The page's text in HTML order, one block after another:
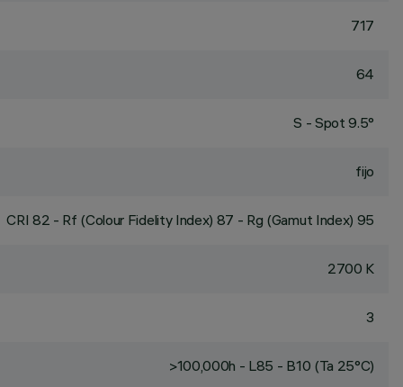
717
64
S - Spot 9.5°
fijo
CRI 82 - Rf (Colour Fidelity Index) 87 - Rg (Gamut Index) 95
2700 K
3
>100,000h - L85 - B10 (Ta 25°C)